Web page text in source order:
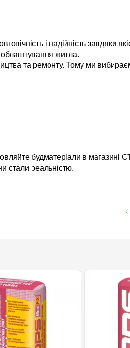
і надійність завдяки
облаштування житла.
та ремонту. Тому ми
будматеріали в магазині
стали реальністю.